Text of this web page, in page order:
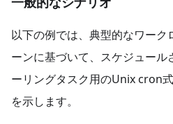
以下の例では、典型的なワーク
ーンに基づいて、スケジュール
ーリングタスク用のUnix cron
を示します。